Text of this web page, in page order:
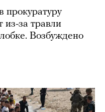
прокуратуру
за травли
Возбуждено